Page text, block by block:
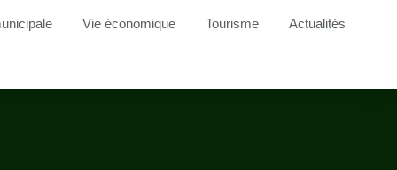
Vie économique Tourisme Actualités